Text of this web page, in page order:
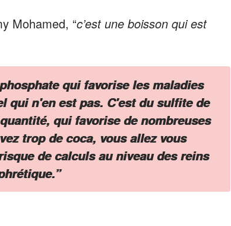
Mohamed, “c’est une boisson qui est
qui favorise les maladies
qui n'en est pas. C'est du sulfite de
qui favorise de nombreuses
trop de coca, vous allez vous
de calculs au niveau des reins
.”